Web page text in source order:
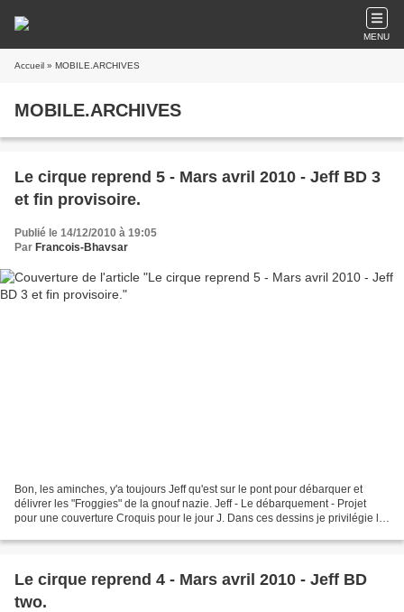
MENU
Accueil » MOBILE.ARCHIVES
MOBILE.ARCHIVES
Le cirque reprend 5 - Mars avril 2010 - Jeff BD 3
et fin provisoire.
Publié le 14/12/2010 à 19:05
Par Francois-Bhavsar
Bon, les aminches, y'a toujours Jeff qu'est sur le pont pour débarquer et
délivrer les "Froggies" de la gnouf nazie. Jeff - Le débarquement - Projet
pour une couverture Croquis pour le jour J. Dans ces dessins je privilégie le
Le cirque reprend 4 - Mars avril 2010 - Jeff BD
two.